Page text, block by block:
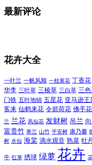
最新评论
花卉大全
一叶兰 一帆风顺 一枝黄花 丁香花
华李 三叶草 三棱草 三白草 三
门铁 五叶地锦 五星花 亚马逊王
客来 仙鹤来花 令箭荷花 佛手花
兰 兰花 凤仙花 发财树 吊兰
富贵竹 寒兰 山竹 平安树 康乃馨
树 水仙 海棠 滴水观音 熟菜 牡
牛 红掌 绣球 绿萝 花卉